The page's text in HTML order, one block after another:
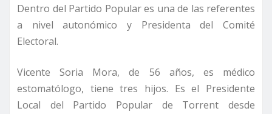
Dentro del Partido Popular es una de las referentes
a nivel autonómico y Presidenta del Comité
Electoral.
Vicente Soria Mora, de 56 años, es médico
estomatólogo, tiene tres hijos. Es el Presidente
Local del Partido Popular de Torrent desde